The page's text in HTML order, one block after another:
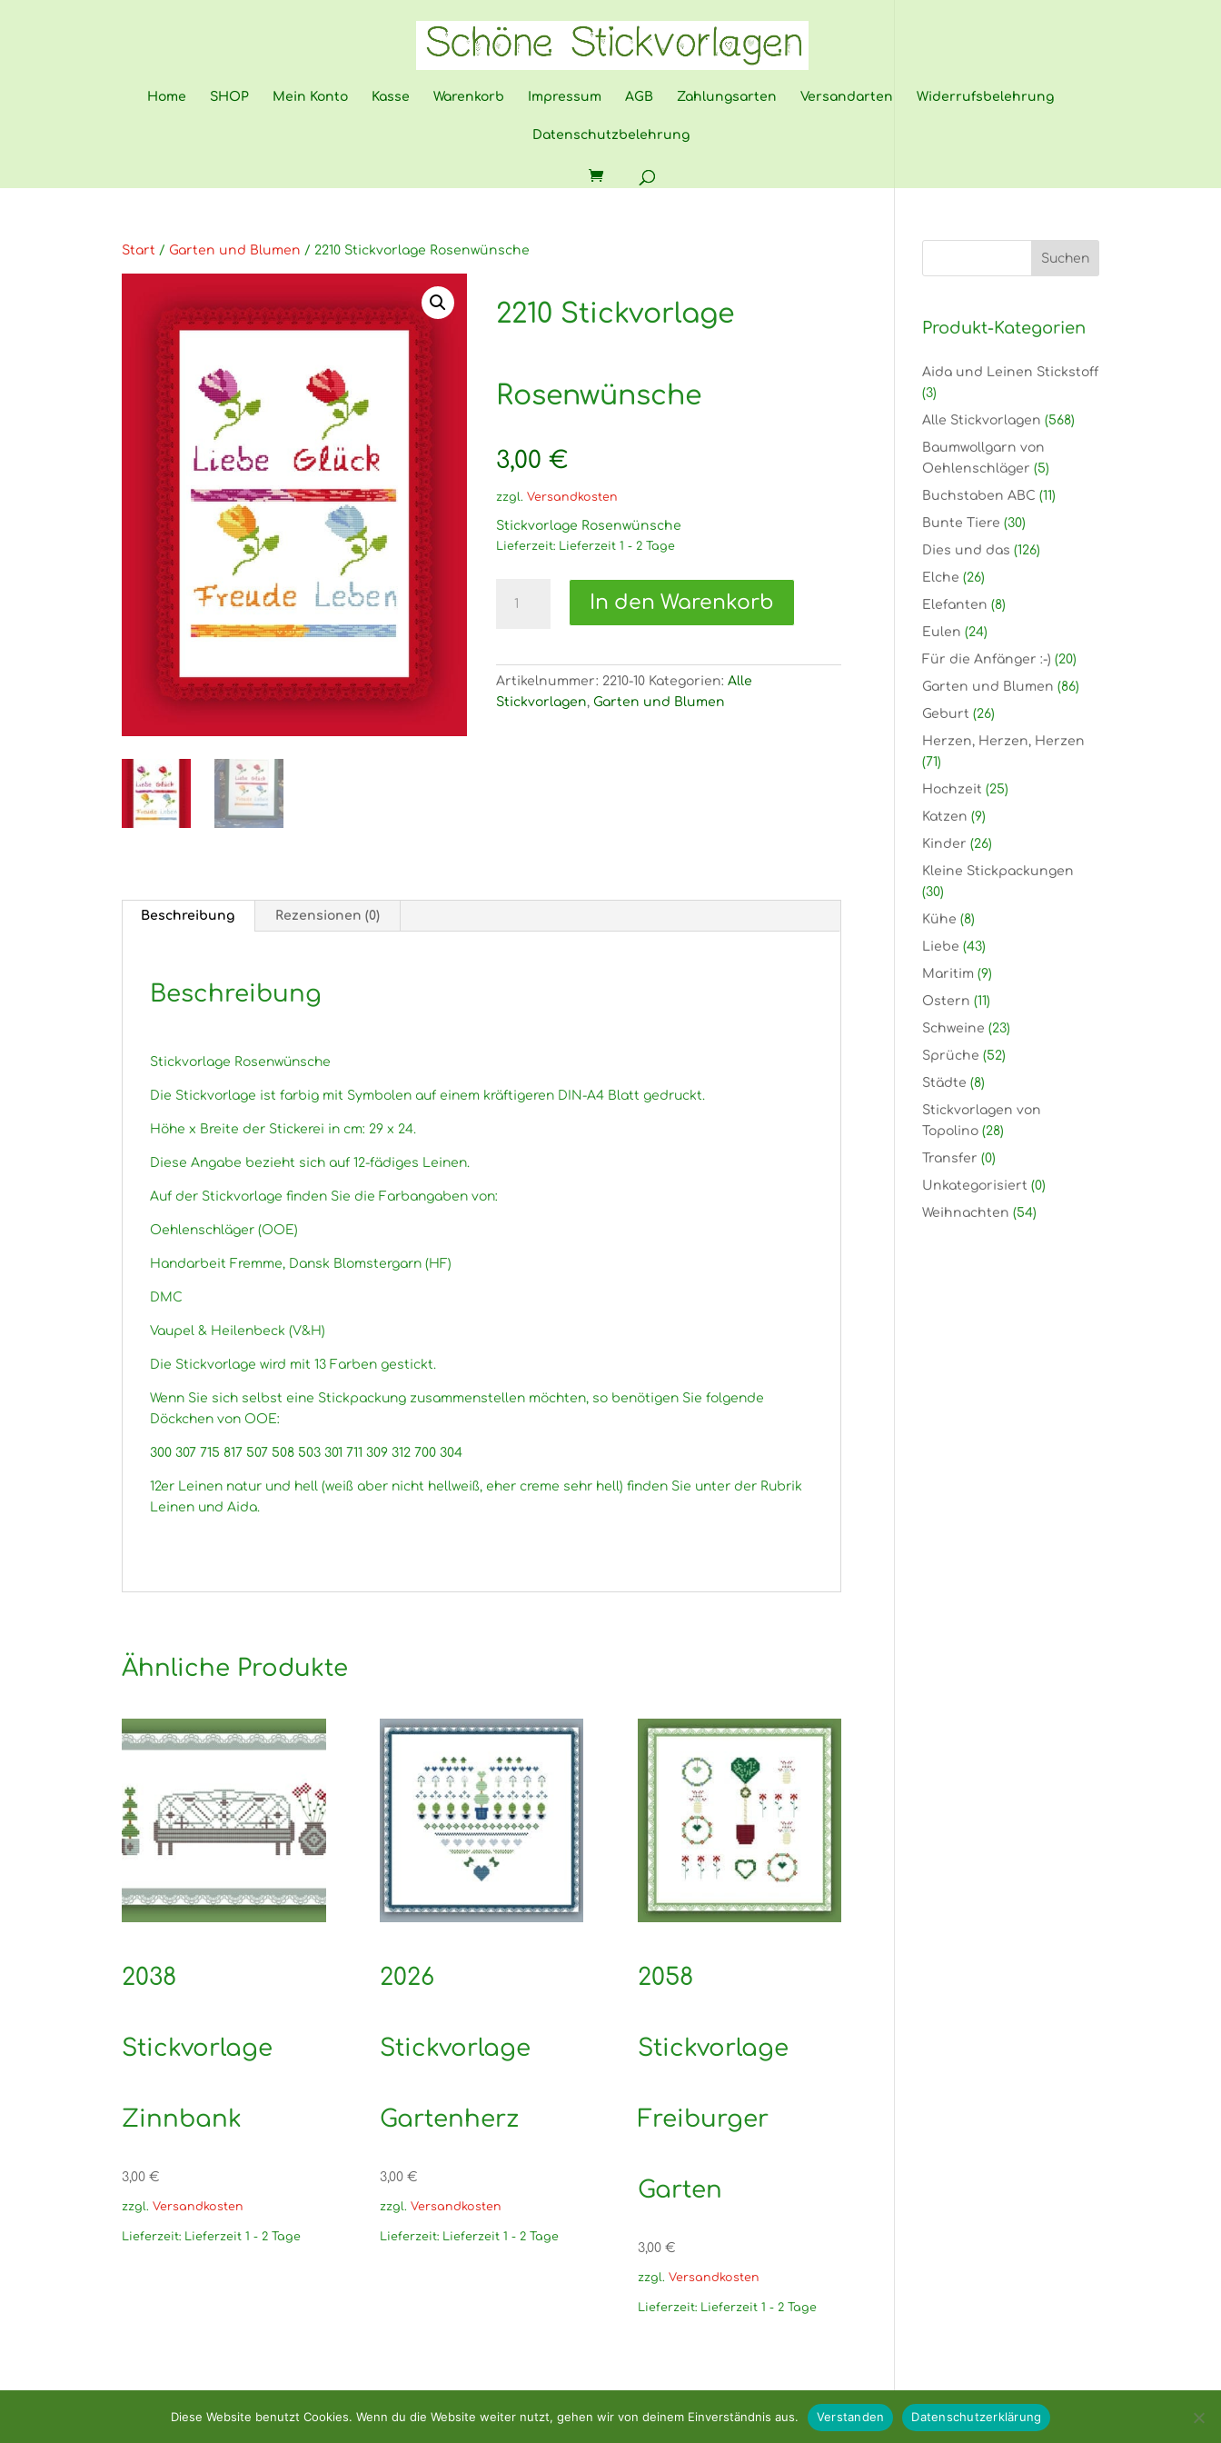
Home SHOP Mein Konto Kasse Warenkorb Impressum AGB Zahlungsarten Versandarten Widerrufsbelehrung
Datenschutzbelehrung
Start / Garten und Blumen / 2210 Stickvorlage Rosenwünsche
2210 Stickvorlage
Rosenwünsche
3,00€
zzgl.Versandkosten
Stickvorlage Rosenwünsche
Lieferzeit: Lieferzeit 1 - 2 Tage
Stickvorlage
In den Warenkorb
Artikelnummer: 2210-10 Kategorien:Alle
Stickvorlagen,Garten und Blumen
Beschreibung Rezensionen (0)
Beschreibung
Stickvorlage Rosenwünsche
Die Stickvorlage ist farbig mit Symbolen auf einem kräftigeren DIN-A4 Blatt gedruckt.
Höhe x Breite der Stickerei in cm: 29 x 24.
Diese Angabe bezieht sich auf 12-fädiges Leinen.
Auf der Stickvorlage finden Sie die Farbangaben von:
Oehlenschläger (OOE)
Handarbeit Fremme, Dansk Blomstergarn (HF)
DMC
Vaupel & Heilenbeck (V&H)
Die Stickvorlage wird mit 13 Farben gestickt.
Wenn Sie sich selbst eine Stickpackung zusammenstellen möchten, so benötigen Sie folgende
Döckchen von OOE:
300 307 715 817 507 508 503 301 711 309 312 700 304
12er Leinen natur und hell (weiß aber nicht hellweiß, eher creme sehr hell) finden Sie unter der Rubrik
Leinen und Aida.
Ähnliche Produkte
2038
Stickvorlage
Zinnbank
3,00€
zzgl.Versandkosten
Lieferzeit: Lieferzeit 1 - 2 Tage
2026
Stickvorlage
Gartenherz
3,00 €
zzgl. Versandkosten
Lieferzeit: Lieferzeit 1 - 2 Tage
2058
Stickvorlage
Freiburger
Garten
3,00 €
zzgl. Versandkosten
Lieferzeit: Lieferzeit 1 - 2 Tage
Produkt-Kategorien
Aida und Leinen Stickstoff
(3)
Alle Stickvorlagen (568)
Baumwollgarn von
Oehlenschläger (5)
Buchstaben ABC (11)
Bunte Tiere (30)
Dies und das (126)
Elche (26)
Elefanten (8)
Eulen (24)
Für die Anfänger :-) (20)
Garten und Blumen (86)
Geburt (26)
Herzen, Herzen, Herzen
(71)
Hochzeit (25)
Katzen (9)
Kinder (26)
Kleine Stickpackungen
(30)
Kühe (8)
Liebe (43)
Maritim (9)
Ostern (11)
Schweine (23)
Sprüche (52)
Städte (8)
Stickvorlagen von
Topolino (28)
Transfer (0)
Unkategorisiert (0)
Weihnachten (54)
Copyright: Handarbeitshandel Dirk Rellecke 2026
Diese Website benutzt Cookies. Wenn du die Website weiter nutzt, gehen wir von deinem Einverständnis aus. Verstanden Datenschutzerklärung